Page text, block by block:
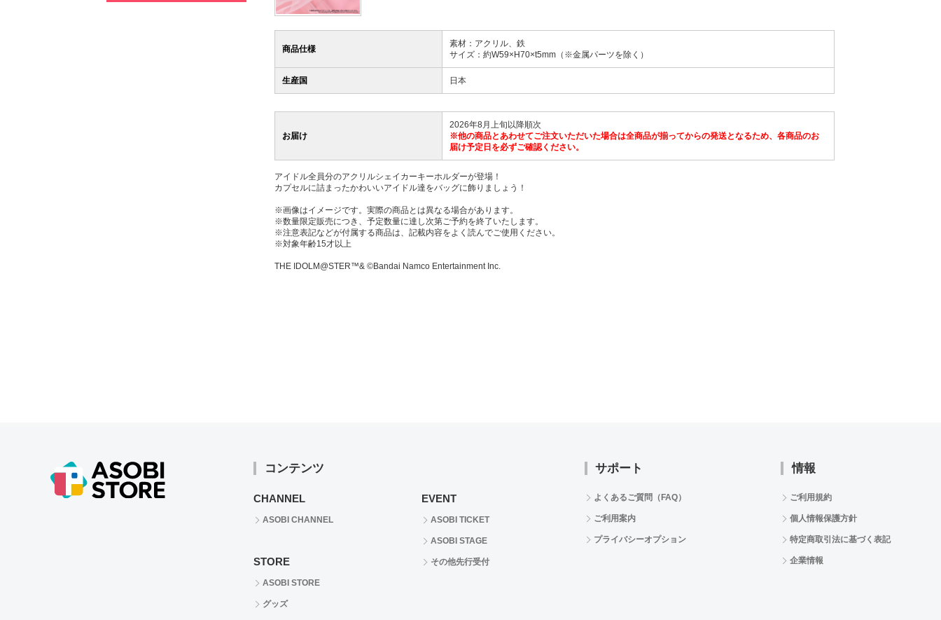
商品仕様
素材：アクリル、鉄
サイズ：約W59×H70×t5mm（※金属パーツを除く）
生産国 日本
お届け
2026年8月上旬以降順次
※他の商品とあわせてご注文いただいた場合は全商品が揃ってからの発送となるため、各商品のお
届け予定日を必ずご確認ください。
アイドル全員分のアクリルシェイカーキーホルダーが登場！
カプセルに詰まったかわいいアイドル達をバッグに飾りましょう！
※画像はイメージです。実際の商品とは異なる場合があります。
※数量限定販売につき、予定数量に達し次第ご予約を終了いたします。
※注意表記などが付属する商品は、記載内容をよく読んでご使用ください。
※対象年齢15才以上
THE IDOLM@STER™& ©Bandai Namco Entertainment Inc.
コンテンツ
CHANNEL
ASOBI CHANNEL
STORE
ASOBI STORE
グッズ
EVENT
ASOBI TICKET
ASOBI STAGE
その他先行受付
サポート
よくあるご質問（FAQ）
ご利用案内
プライバシーオプション
情報
ご利用規約
個人情報保護方針
特定商取引法に基づく表記
企業情報